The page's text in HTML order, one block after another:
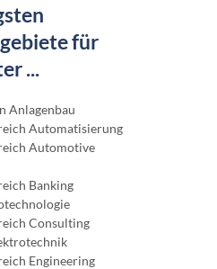
für
...
Anlagenbau
Automatisierung
Automotive
Banking
Consulting
Engineering